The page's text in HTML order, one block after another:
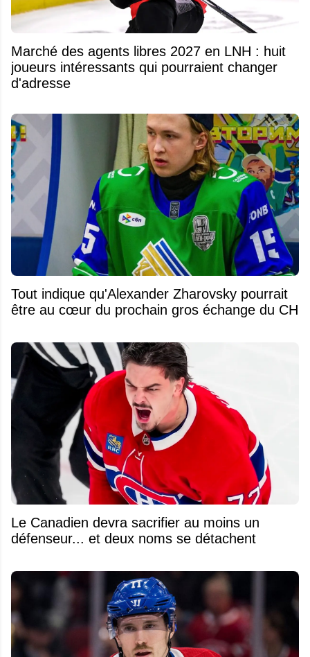
Marché des agents libres 2027 en LNH : huit
joueurs intéressants qui pourraient changer
d'adresse
Tout indique qu'Alexander Zharovsky pourrait
être au cœur du prochain gros échange du CH
Le Canadien devra sacrifier au moins un
défenseur... et deux noms se détachent